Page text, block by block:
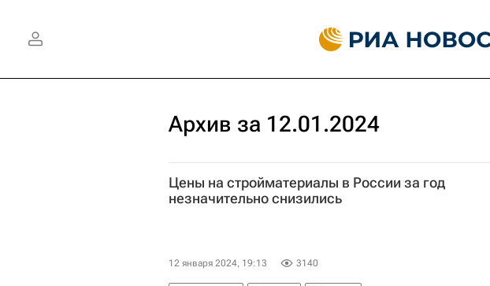
Архив за 12.01.2024
Цены на стройматериалы в России за год
незначительно снизились
12 января 2024, 19:13 3140